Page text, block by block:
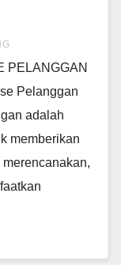
PELANGGAN
Pelanggan
adalah
memberikan